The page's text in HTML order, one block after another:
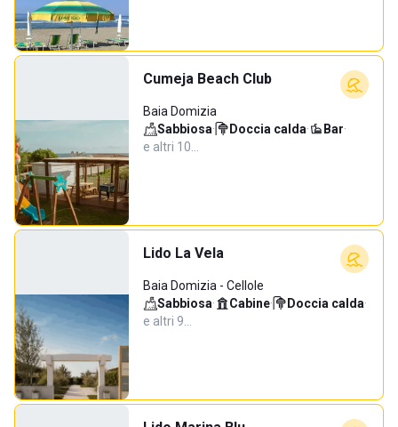
Cumeja Beach Club
Baia Domizia
Sabbiosa· Doccia calda· Bar·
e altri 10…
Lido La Vela
Baia Domizia - Cellole
Sabbiosa· Cabine· Doccia calda·
e altri 9…